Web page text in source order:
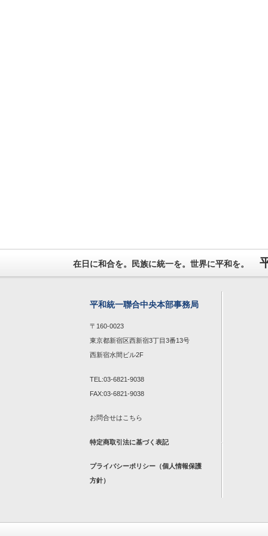
在日に和合を。民族に統一を。世界に平和を。
平和統一聯合中央本部事務局
〒160-0023
東京都新宿区西新宿3丁目3番13号
西新宿水間ビル2F
TEL:03-6821-9038
FAX:03-6821-9038
お問合せは こちら
特定商取引法に基づく表記
プライバシーポリシー（個人情報保護
方針）